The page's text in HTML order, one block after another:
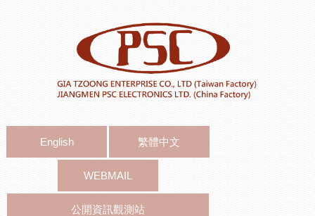
English 繁體中文
WEBMAIL
公開資訊觀測站